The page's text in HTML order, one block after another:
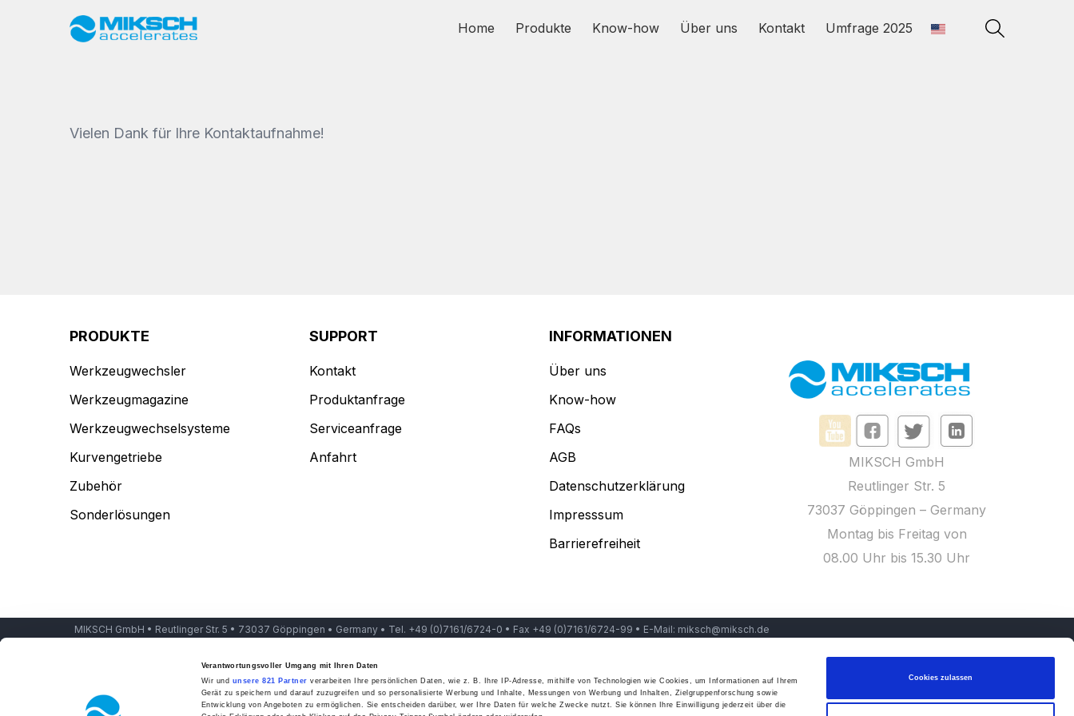
Verantwortungsvoller Umgang mit Ihren Daten
Wir und unsere 821 Partner verarbeiten Ihre persönlichen Daten, wie z. B. Ihre IP-Adresse, mithilfe von Technologien wie Cookies, um Informationen auf Ihrem
Gerät zu speichern und darauf zuzugreifen und so personalisierte Werbung und Inhalte, Messungen von Werbung und Inhalten, Zielgruppenforschung sowie
Entwicklung von Angeboten zu ermöglichen. Sie entscheiden darüber, wer Ihre Daten für welche Zwecke nutzt. Sie können Ihre Einwilligung jederzeit über die
Cookies zulassen
Home Produkte Know-how Über uns Kontakt Umfrage 2025
Vielen Dank für Ihre Kontaktaufnahme!
PRODUKTE
Werkzeugwechsler
Werkzeugmagazine
Werkzeugwechselsysteme
Kurvengetriebe
Zubehör
Sonderlösungen
SUPPORT
Kontakt
Produktanfrage
Serviceanfrage
Anfahrt
INFORMATIONEN
Über uns
Know-how
FAQs
AGB
Datenschutzerklärung
Impresssum
Barrierefreiheit
MIKSCH GmbH
Reutlinger Str. 5
73037 Göppingen – Germany
Montag bis Freitag von
08.00 Uhr bis 15.30 Uhr
MIKSCH GmbH • Reutlinger Str. 5 • 73037 Göppingen • Germany • Tel. +49 (0)7161/6724-0 • Fax +49 (0)7161/6724-99 • E-Mail: miksch@miksch.de